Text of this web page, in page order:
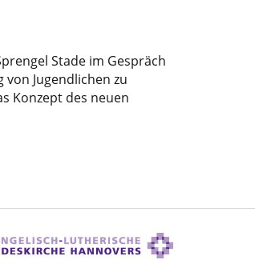
Stade im Gespräch
Jugendlichen zu
Konzept des neuen